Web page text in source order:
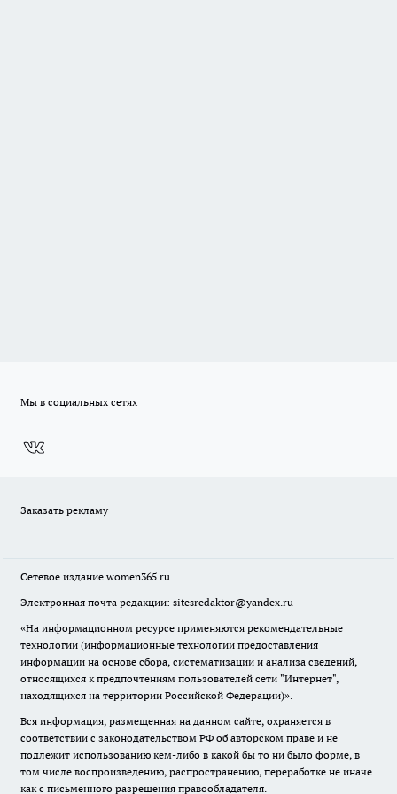
Мы в социальных сетях
Заказать рекламу
Сетевое издание women365.ru
Электронная почта редакции: sitesredaktor@yandex.ru
«На информационном ресурсе применяются рекомендательные
технологии (информационные технологии предоставления
информации на основе сбора, систематизации и анализа сведений,
относящихся к предпочтениям пользователей сети "Интернет",
находящихся на территории Российской Федерации)».
Вся информация, размещенная на данном сайте, охраняется в
соответствии с законодательством РФ об авторском праве и не
подлежит использованию кем-либо в какой бы то ни было форме, в
том числе воспроизведению, распространению, переработке не иначе
как с письменного разрешения правообладателя.